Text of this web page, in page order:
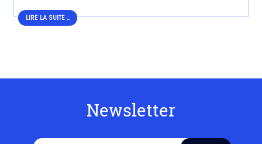
LIRE LA SUITE ...
Newsletter